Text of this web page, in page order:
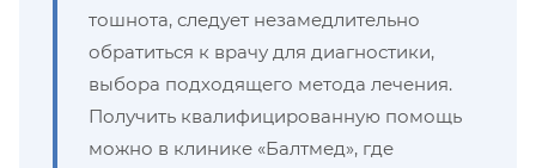
тошнота, следует незамедлительно
обратиться к врачу для диагностики,
выбора подходящего метода лечения.
Получить квалифицированную помощь
можно в клинике «Балтмед», где